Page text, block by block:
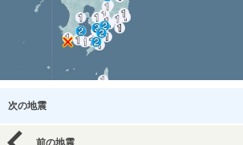
次の地震
前の地震